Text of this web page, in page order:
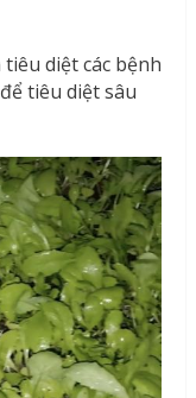
diệt các bệnh
tiêu diệt sâu